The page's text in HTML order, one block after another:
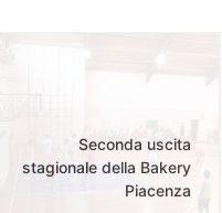
Seconda uscita
stagionale della Bakery
Piacenza